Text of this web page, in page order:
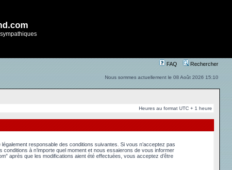
FAQ Rechercher
Nous sommes actuellement le 08 Août 2026 15:10
Heures au format UTC + 1 heure
responsable des conditions suivantes. Si vous n’acceptez pas
à n’importe quel moment et nous essaierons de vous informer
après que les modifications aient été effectuées, vous acceptez d’être